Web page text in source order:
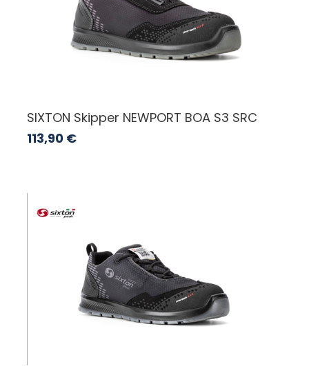
SIXTON Skipper NEWPORT BOA S3 SRC
113,90 €